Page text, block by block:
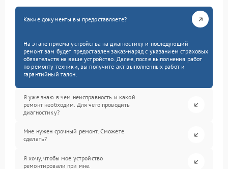
Какие документы вы предоставляете?
На этапе приема устройства на диагностику и последующий
ремонт вам будет предоставлен заказ-наряд с указанием страховых
обязательств на ваше устройство. Далее, после выполнения работ
по ремонту техники, вы получите акт выполненных работ и
гарантийный талон.
Я уже знаю в чем неисправность и какой
ремонт необходим. Для чего проводить
диагностику?
Мне нужен срочный ремонт. Сможете
сделать?
Я хочу, чтобы мое устройство
ремонтировали при мне.